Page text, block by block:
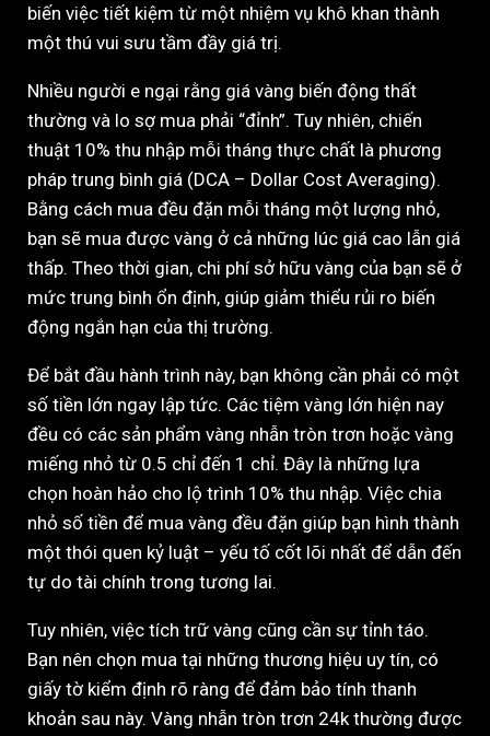
biến việc tiết kiệm từ một nhiệm vụ khô khan thành
một thú vui sưu tầm đầy giá trị.
Nhiều người e ngại rằng giá vàng biến động thất
thường và lo sợ mua phải “đỉnh”. Tuy nhiên, chiến
thuật 10% thu nhập mỗi tháng thực chất là phương
pháp trung bình giá (DCA – Dollar Cost Averaging).
Bằng cách mua đều đặn mỗi tháng một lượng nhỏ,
bạn sẽ mua được vàng ở cả những lúc giá cao lẫn giá
thấp. Theo thời gian, chi phí sở hữu vàng của bạn sẽ ở
mức trung bình ổn định, giúp giảm thiểu rủi ro biến
động ngắn hạn của thị trường.
Để bắt đầu hành trình này, bạn không cần phải có một
số tiền lớn ngay lập tức. Các tiệm vàng lớn hiện nay
đều có các sản phẩm vàng nhẫn tròn trơn hoặc vàng
miếng nhỏ từ 0.5 chỉ đến 1 chỉ. Đây là những lựa
chọn hoàn hảo cho lộ trình 10% thu nhập. Việc chia
nhỏ số tiền để mua vàng đều đặn giúp bạn hình thành
một thói quen kỷ luật – yếu tố cốt lõi nhất để dẫn đến
tự do tài chính trong tương lai.
Tuy nhiên, việc tích trữ vàng cũng cần sự tỉnh táo.
Bạn nên chọn mua tại những thương hiệu uy tín, có
giấy tờ kiểm định rõ ràng để đảm bảo tính thanh
khoản sau này. Vàng nhẫn tròn trơn 24k thường được